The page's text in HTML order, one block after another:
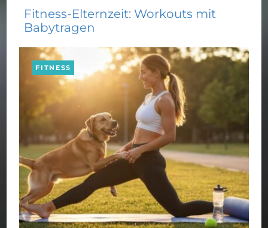
Fitness-Elternzeit: Workouts mit
Babytragen
FITNESS